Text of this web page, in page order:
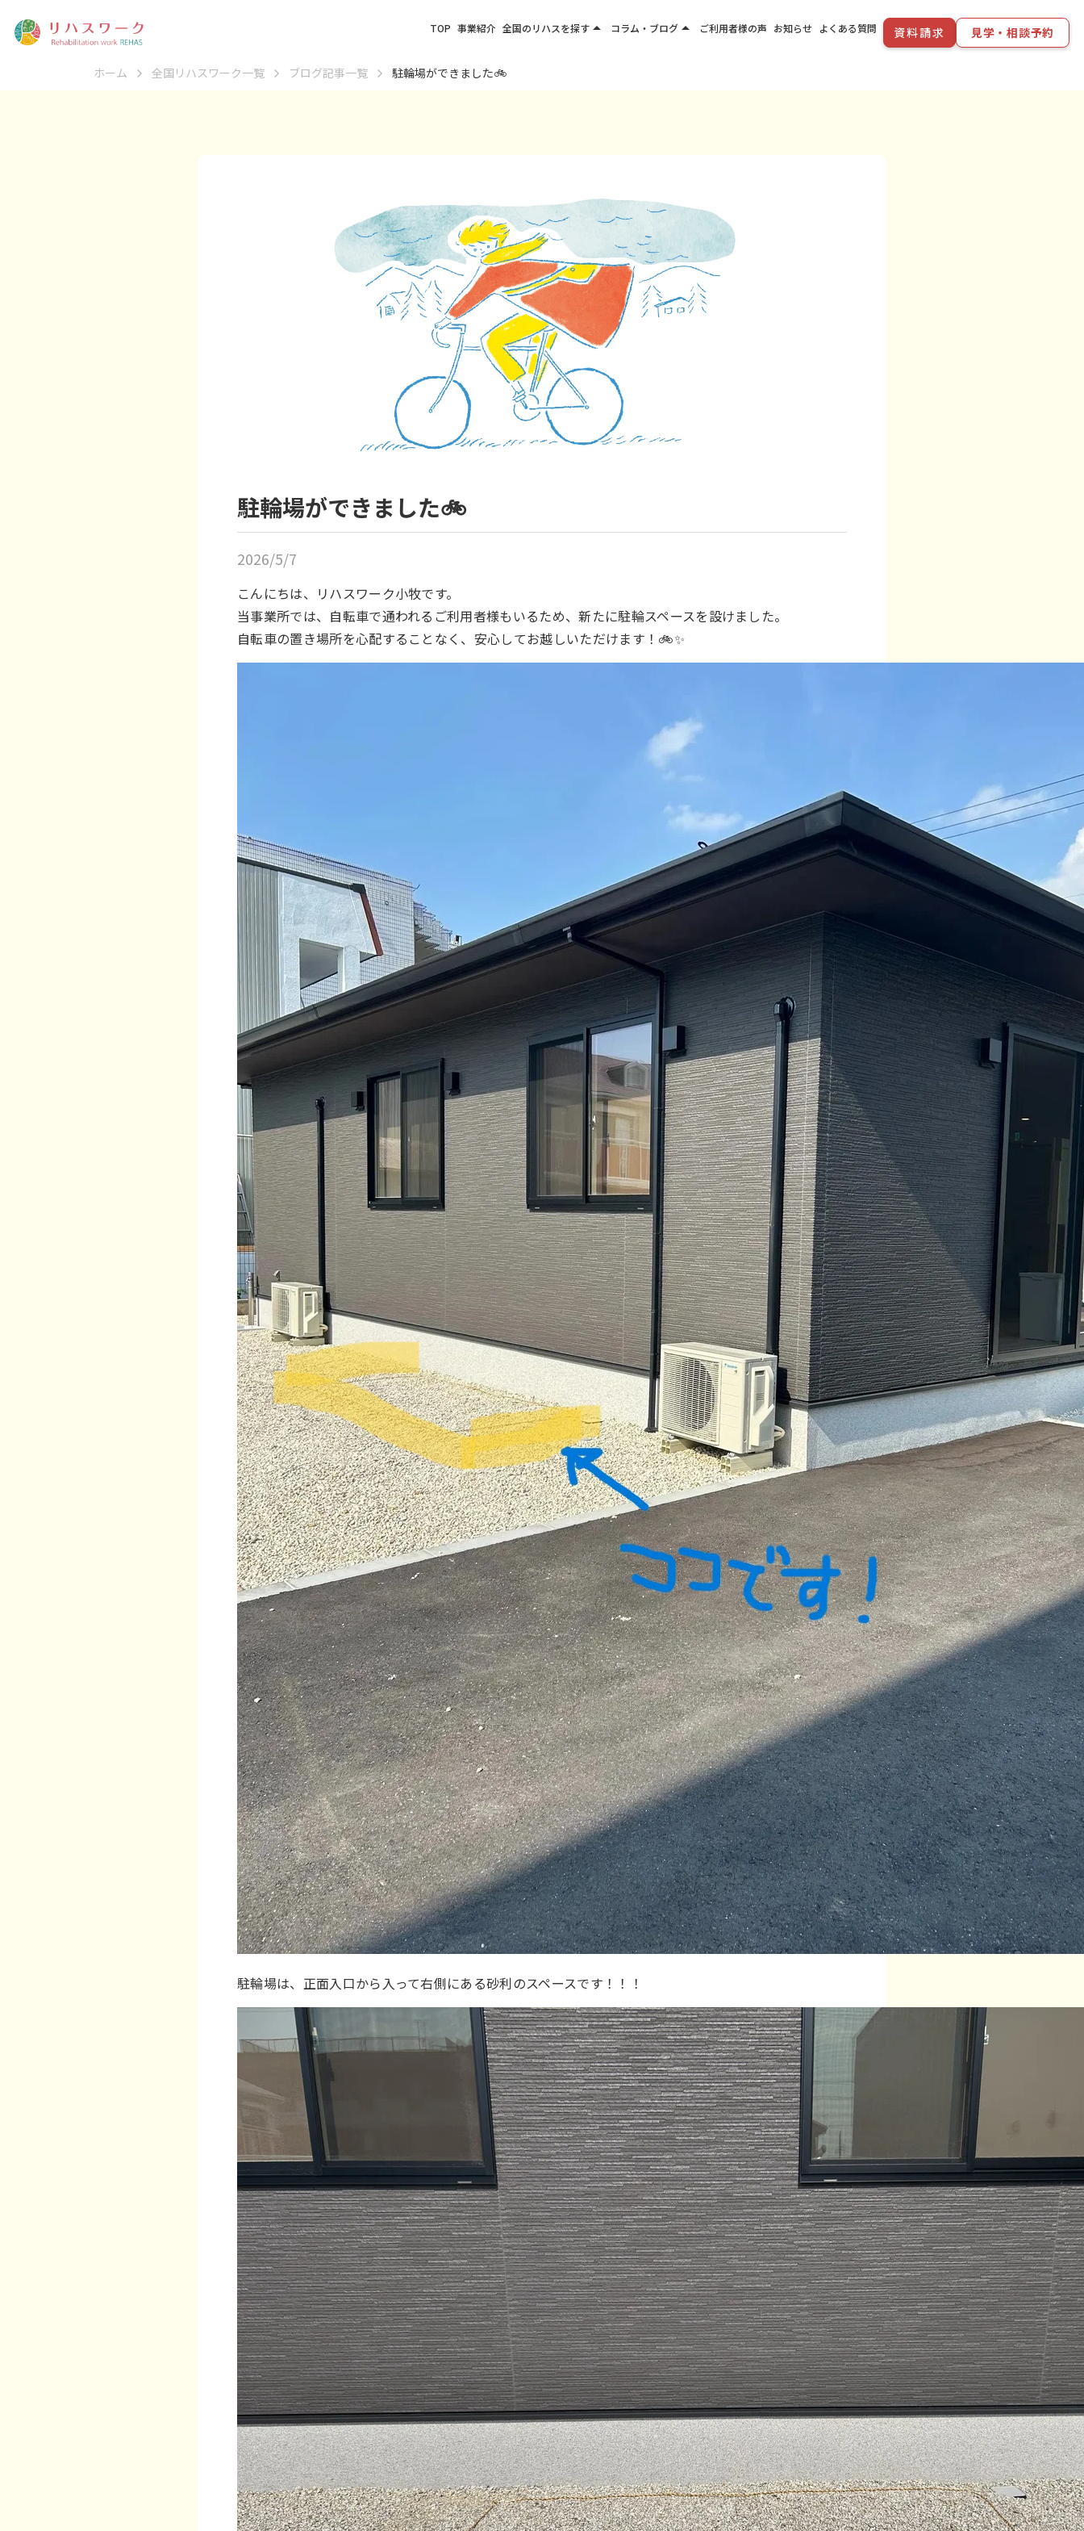
ホーム 全国リハスワーク一覧 ブログ記事一覧 駐輪場ができました🚲
駐輪場ができました🚲
2026/5/7
こんにちは、リハスワーク小牧です。
当事業所では、自転車で通われるご利用者様もいるため、新たに駐輪スペースを設けました。
自転車の置き場所を心配することなく、安心してお越しいただけます！🚲✨
駐輪場は、正面入口から入って右側にある砂利のスペースです！！！
TOP 事業紹介 全国のリハスを探すarrow_drop_up
東北エリア
四国・九州エリア
コラム・ブログarrow_drop_up ご利用者様の声 お知らせ よくある質問 資料請求 見学・相談予約